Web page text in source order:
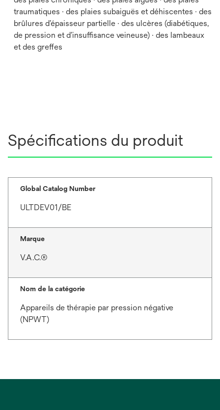
traumatiques · des plaies subaiguës et déhiscentes · des
brûlures d’épaisseur partielle · des ulcères (diabétiques,
de pression et d’insuffisance veineuse) · des lambeaux
et des greffes
Spécifications du produit
Global Catalog Number
ULTDEV01/BE
Marque
V.A.C.®
Nom de la catégorie
Appareils de thérapie par pression négative
(NPWT)